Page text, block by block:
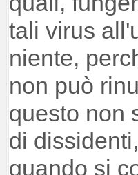
tali virus
niente,
non può
questo non
di
quando si